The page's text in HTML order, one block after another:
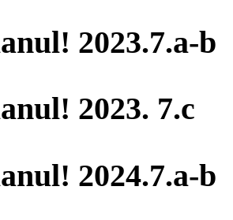
2023.7.a-b
2023. 7.c
2024.7.a-b